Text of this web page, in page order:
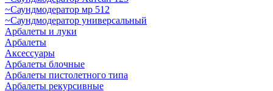
~Саундмодератор мр 512
~Саундмодератор универсальный
Арбалеты и луки
Арбалеты
Аксессуары
Арбалеты блочные
Арбалеты пистолетного типа
Арбалеты рекурсивные